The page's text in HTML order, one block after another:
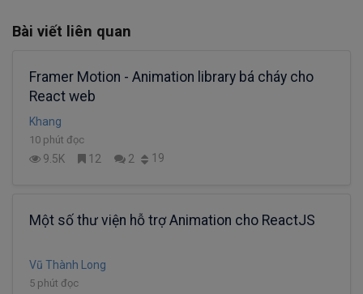
Bài viết liên quan
Framer Motion - Animation library bá cháy cho
React web
Khang
10 phút đọc
9.5K 12 2 19
Một số thư viện hỗ trợ Animation cho ReactJS
Vũ Thành Long
5 phút đọc